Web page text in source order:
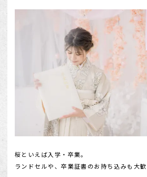
桜といえば入学・卒業。
ランドセルや、卒業証書のお持ち込みも大歓